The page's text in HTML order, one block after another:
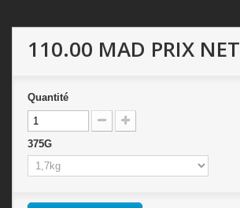
110.00 MAD PRIX NET
Quantité
375G